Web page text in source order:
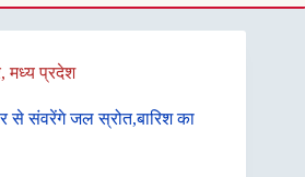
,मध्य प्रदेश
से संवरेंगे जल स्रोत,बारिश का